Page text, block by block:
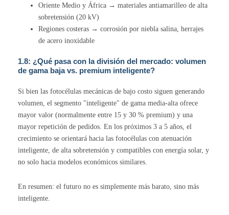
Oriente Medio y África → materiales antiamarilleo de alta
sobretensión (20 kV)
Regiones costeras → corrosión por niebla salina, herrajes
de acero inoxidable
1.8: ¿Qué pasa con la división del mercado: volumen
de gama baja vs. premium inteligente?
Si bien las fotocélulas mecánicas de bajo costo siguen generando
volumen, el segmento "inteligente" de gama media-alta ofrece
mayor valor (normalmente entre 15 y 30 % premium) y una
mayor repetición de pedidos. En los próximos 3 a 5 años, el
crecimiento se orientará hacia las fotocélulas con atenuación
inteligente, de alta sobretensión y compatibles con energía solar, y
no solo hacia modelos económicos similares.
En resumen: el futuro no es simplemente más barato, sino más
inteligente.